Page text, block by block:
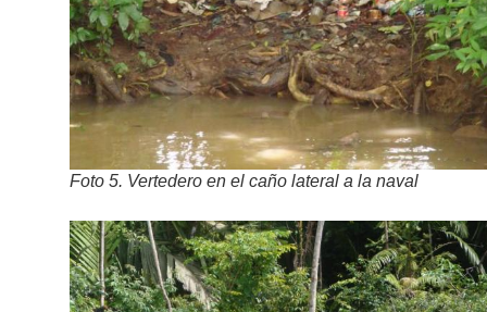
Foto 5. Vertedero en el caño lateral a la naval